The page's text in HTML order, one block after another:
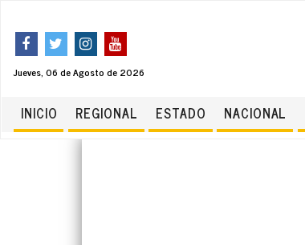
Jueves, 06 de Agosto de 2026
INICIO REGIONAL ESTADO NACIONAL